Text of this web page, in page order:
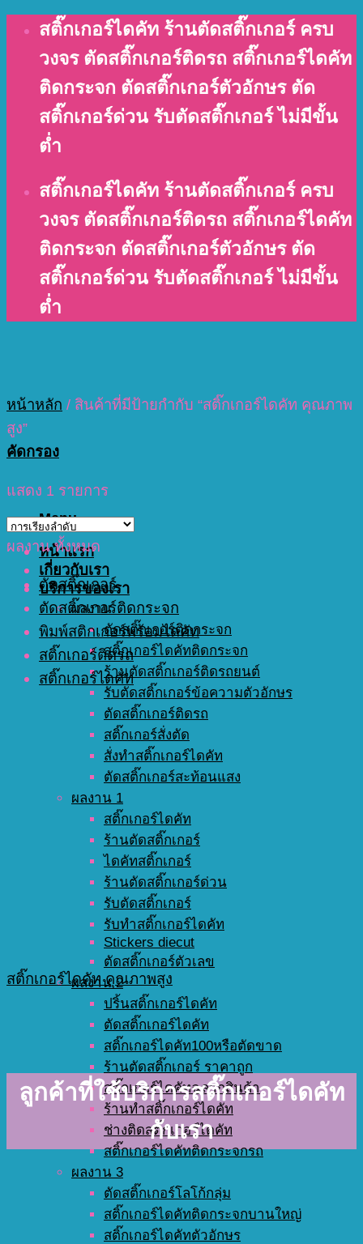
content
สติ๊กเกอร์ไดคัท ร้านตัดสติ๊กเกอร์ ครบ
วงจร ตัดสติ๊กเกอร์ติดรถ สติ๊กเกอร์ไดคัท
ติดกระจก ตัดสติ๊กเกอร์ตัวอักษร ตัด
สติ๊กเกอร์ด่วน รับตัดสติ๊กเกอร์ ไม่มีขั้น
ต่ำ
สติ๊กเกอร์ไดคัท ร้านตัดสติ๊กเกอร์ ครบ
วงจร ตัดสติ๊กเกอร์ติดรถ สติ๊กเกอร์ไดคัท
ติดกระจก ตัดสติ๊กเกอร์ตัวอักษร ตัด
สติ๊กเกอร์ด่วน รับตัดสติ๊กเกอร์ ไม่มีขั้น
ต่ำ
Menu
หน้าแรก
เกี่ยวกับเรา
บริการของเรา
ผลงาน
ตัดสติ๊กเกอร์ติดกระจก
สติ๊กเกอร์ไดคัทติดกระจก
ร้านตัดสติ๊กเกอร์ติดรถยนต์
รับตัดสติ๊กเกอร์ข้อความตัวอักษร
ตัดสติ๊กเกอร์ติดรถ
สติ๊กเกอร์สั่งตัด
สั่งทำสติ๊กเกอร์ไดคัท
ตัดสติ๊กเกอร์สะท้อนแสง
ผลงาน 1
สติ๊กเกอร์ไดคัท
ร้านตัดสติ๊กเกอร์
ไดคัทสติ๊กเกอร์
ร้านตัดสติ๊กเกอร์ด่วน
รับตัดสติ๊กเกอร์
รับทำสติ๊กเกอร์ไดคัท
Stickers diecut
ตัดสติ๊กเกอร์ตัวเลข
ผลงาน 2
ปริ้นสติ๊กเกอร์ไดคัท
ตัดสติ๊กเกอร์ไดคัท
สติ๊กเกอร์ไดคัท100หรือตัดขาด
ร้านตัดสติ๊กเกอร์ ราคาถูก
สติ๊กเกอร์ไดคัทฉลากสินค้า
ร้านทำสติ๊กเกอร์ไดคัท
ช่างติดสติ๊กเกอร์ไดคัท
สติ๊กเกอร์ไดคัทติดกระจกรถ
ผลงาน 3
ตัดสติ๊กเกอร์โลโก้กลุ่ม
สติ๊กเกอร์ไดคัทติดกระจกบานใหญ่
สติ๊กเกอร์ไดคัทตัวอักษร
หน้าหลัก / สินค้าที่มีป้ายกำกับ “สติ๊กเกอร์ไดคัท คุณภาพ
สูง”
คัดกรอง
แสดง 1 รายการ
ผลงาน ทั้งหมด
ตัดสติ๊กเกอร์
ตัดสติ๊กเกอร์ติดกระจก
พิมพ์สติกเกอร์พร้อมไดคัท
สติ๊กเกอร์ติดรถ
สติ๊กเกอร์ไดคัท
สติ๊กเกอร์ไดคัท คุณภาพสูง
ลูกค้าที่ใช้บริการสติ๊กเกอร์ไดคัท
กับเรา